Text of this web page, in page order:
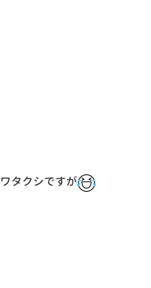
ワタクシですが